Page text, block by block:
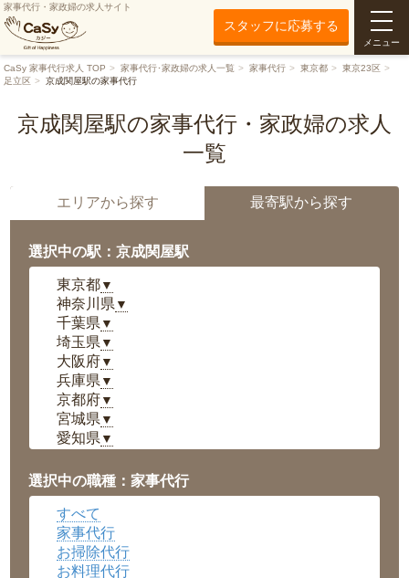
家事代行・家政婦の求人サイト
スタッフに応募する
メニュー
CaSy 家事代行求人 TOP 家事代行･家政婦の求人一覧 家事代行 東京都
東京23区
足立区
京成関屋駅の家事代行
京成関屋駅の家事代行・家政婦の求人
一覧
エリアから探す 最寄駅から探す
選択中の駅：京成関屋駅
東京都▼
神奈川県 ▼
千葉県 ▼
埼玉県 ▼
大阪府▼
兵庫県 ▼
京都府▼
宮城県 ▼
愛知県 ▼
岡山県▼
広島県▼
沖縄県
選択中の職種：家事代行
すべて
家事代行
お掃除代行
お料理代行